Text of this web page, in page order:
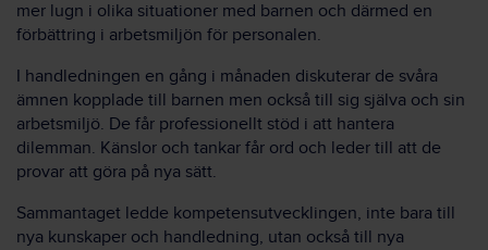
mer lugn i olika situationer med barnen och därmed en
förbättring i arbetsmiljön för personalen.
I handledningen en gång i månaden diskuterar de svåra
ämnen kopplade till barnen men också till sig själva och sin
arbetsmiljö. De får professionellt stöd i att hantera
dilemman. Känslor och tankar får ord och leder till att de
provar att göra på nya sätt.
Sammantaget ledde kompetensutvecklingen, inte bara till
nya kunskaper och handledning, utan också till nya